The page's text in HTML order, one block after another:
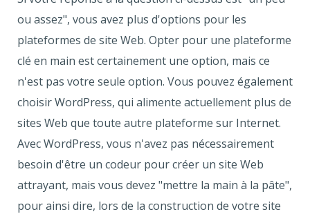
ou assez", vous avez plus d'options pour les
plateformes de site Web. Opter pour une plateforme
clé en main est certainement une option, mais ce
n'est pas votre seule option. Vous pouvez également
choisir WordPress, qui alimente actuellement plus de
sites Web que toute autre plateforme sur Internet.
Avec WordPress, vous n'avez pas nécessairement
besoin d'être un codeur pour créer un site Web
attrayant, mais vous devez "mettre la main à la pâte",
pour ainsi dire, lors de la construction de votre site